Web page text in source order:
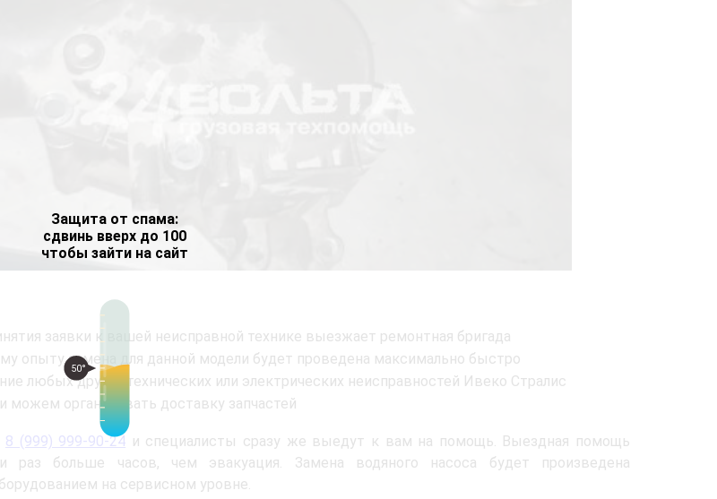
Защита от спама:
сдвинь вверх до 100
чтобы зайти на сайт
50°
заявки к вашей неисправной технике выезжает ремонтная бригада
опыту замена для данной модели будет проведена максимально быстро
любых других технических или электрических неисправностей Ивеко Стралис
можем организовать доставку запчастей
8 (999) 999-90-24 и специалисты сразу же выедут к вам на помощь. Выездная помощь
раз больше часов, чем эвакуация. Замена водяного насоса будет произведена
на сервисном уровне.